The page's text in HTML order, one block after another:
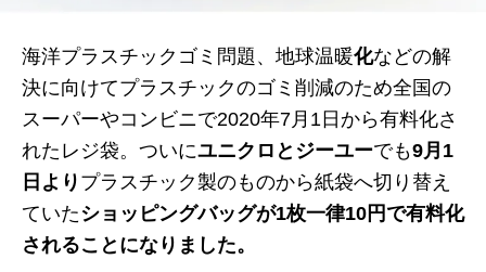
海洋プラスチックゴミ問題、地球温暖化などの解
決に向けてプラスチックのゴミ削減のため全国の
スーパーやコンビニで2020年7月1日から有料化さ
れたレジ袋。ついにユニクロとジーユーでも9月1
日より プラスチック製のものから紙袋へ切り替え
ていたショッピングバッグが1枚一律10円で有料化
されることになりました。